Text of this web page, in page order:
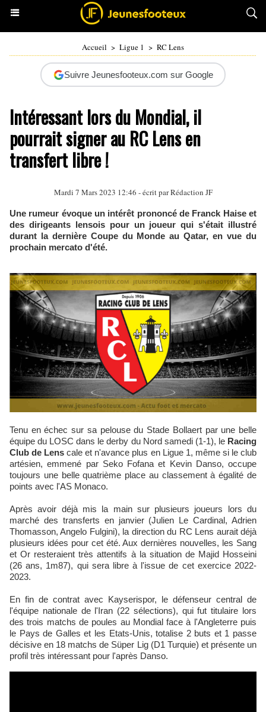
Accueil > Ligue 1 > RC Lens
Suivre Jeunesfooteux.com sur Google
Intéressant lors du Mondial, il
pourrait signer au RC Lens en
transfert libre !
Mardi 7 Mars 2023 12:46 - écrit par Rédaction JF
Une rumeur évoque un intérêt prononcé de Franck Haise et
des dirigeants lensois pour un joueur qui s'était illustré
durant la dernière Coupe du Monde au Qatar, en vue du
prochain mercato d'été.
Tenu en échec sur sa pelouse du Stade Bollaert par une belle
équipe du LOSC dans le derby du Nord samedi (1-1), le Racing
Club de Lens cale et n'avance plus en Ligue 1, même si le club
artésien, emmené par Seko Fofana et Kevin Danso, occupe
toujours une belle quatrième place au classement à égalité de
points avec l'AS Monaco.
Après avoir déjà mis la main sur plusieurs joueurs lors du
marché des transferts en janvier (Julien Le Cardinal, Adrien
Thomasson, Angelo Fulgini), la direction du RC Lens aurait déjà
plusieurs idées pour cet été. Aux dernières nouvelles, les Sang
et Or resteraient très attentifs à la situation de Majid Hosseini
(26 ans, 1m87), qui sera libre à l'issue de cet exercice 2022-
2023.
En fin de contrat avec Kayserispor, le défenseur central de
l'équipe nationale de l'Iran (22 sélections), qui fut titulaire lors
des trois matchs de poules au Mondial face à l'Angleterre puis
le Pays de Galles et les Etats-Unis, totalise 2 buts et 1 passe
décisive en 18 matchs de Süper Lig (D1 Turquie) et présente un
profil très intéressant pour l'après Danso.